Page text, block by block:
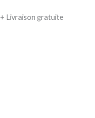
+ Livraison gratuite